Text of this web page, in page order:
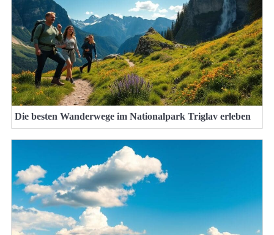
Die besten Wanderwege im Nationalpark Triglav erleben